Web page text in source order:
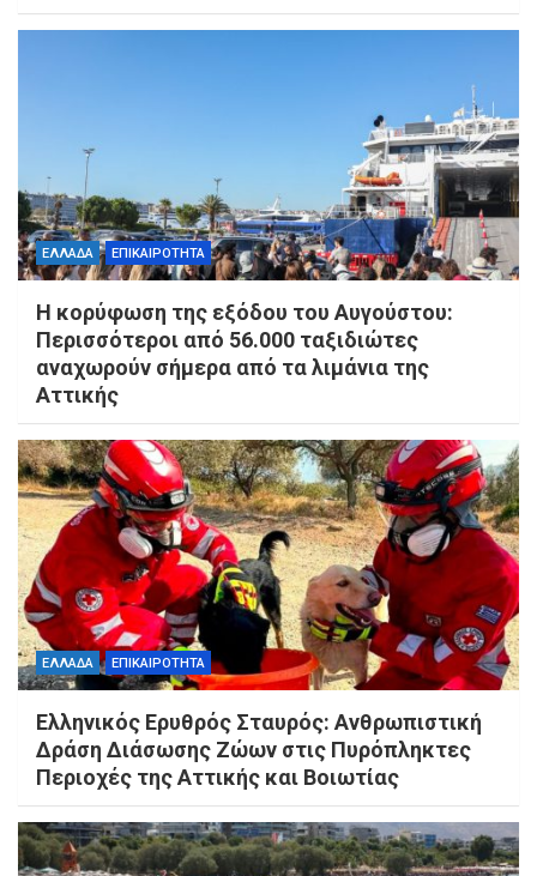
ΕΛΛΑΔΑ ΕΠΙΚΑΙΡΟΤΗΤΑ
Η κορύφωση της εξόδου του Αυγούστου:
Περισσότεροι από 56.000 ταξιδιώτες
αναχωρούν σήμερα από τα λιμάνια της
Αττικής
ΕΛΛΑΔΑ ΕΠΙΚΑΙΡΟΤΗΤΑ
Ελληνικός Ερυθρός Σταυρός: Ανθρωπιστική
Δράση Διάσωσης Ζώων στις Πυρόπληκτες
Περιοχές της Αττικής και Βοιωτίας